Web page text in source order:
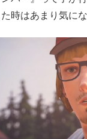
時はあまり気に